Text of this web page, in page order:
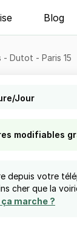
Blog
- Dutot - Paris 15
Jour
modifiables
depuis votre
cher que la
marche ?